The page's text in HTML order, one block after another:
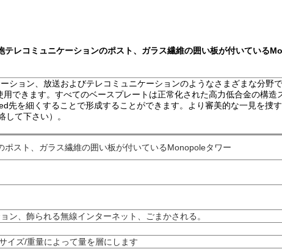
テレコミュニケーションのポスト、ガラス繊維の囲い板が付いている
ション、放送およびテレコミュニケーションのようなさまざまな分野
できます。すべてのベースプレートは正常化された高力低合金の構
先を細くすることで形成することができます。より審美的な一見を捜
て下さい）。
スト、ガラス繊維の囲い板が付いているMonopoleタワー
ン、飾られる無線インターネット、ごまかされる。
イズ/重量によって量を層にします